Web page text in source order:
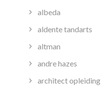
albeda
aldente tandarts
altman
andre hazes
architect opleiding